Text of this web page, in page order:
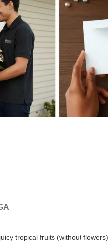
tropical fruits (without flowers).